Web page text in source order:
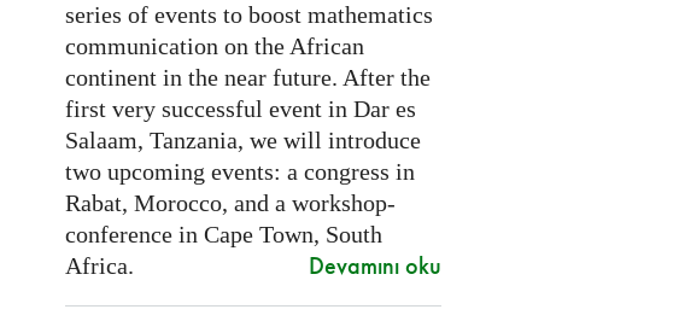
series of events to boost mathematics
communication on the African
continent in the near future. After the
first very successful event in Dar es
Salaam, Tanzania, we will introduce
two upcoming events: a congress in
Rabat, Morocco, and a workshop-
conference in Cape Town, South
Africa.
Devamını oku